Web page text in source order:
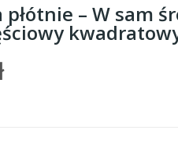
płótnie – W sam